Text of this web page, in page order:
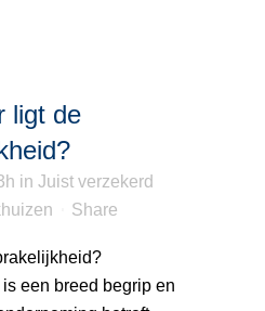
ligt de
in Juist verzekerd
Share
een breed begrip en